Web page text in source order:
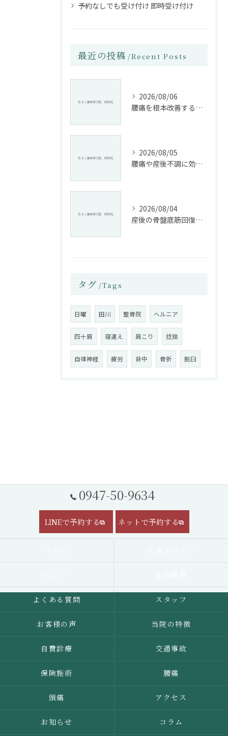
予約なしでも受け付け 即時受け付け
最近の投稿 Recent Posts
2026/08/06
腰痛を根本改善する整骨院の施術とアドバイスの重要性
2026/08/05
腰痛や産後不調に効く整骨院の施術と姿勢改善法
2026/08/04
産後の骨盤底筋回復法と整骨院活用
タグ Tags
日曜 田川 整骨院 ヘルニア
四十肩 寝違え 肩こり 捻挫
自律神経 疲労 背中 骨折 脱臼
0947-50-9634
LINEで予約する ネットで予約する
よくある質問 スタッフ
お客様の声 当院の特徴
自費診療 交通事故
保険施術 腰痛
頭痛 アクセス
お知らせ コラム